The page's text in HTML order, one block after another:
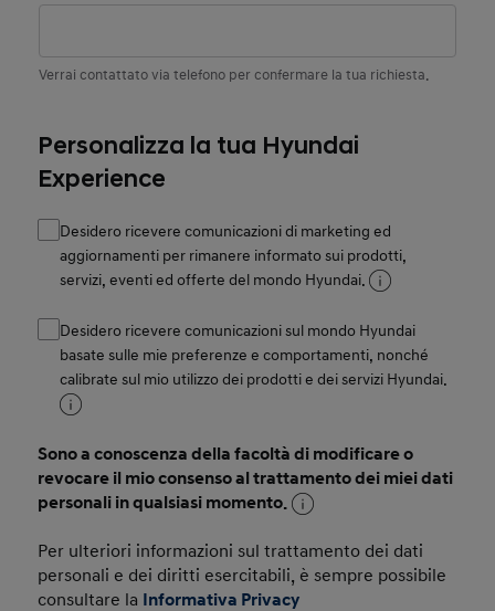
Verrai contattato via telefono per confermare la tua richiesta.
Personalizza la tua Hyundai
Experience
Desidero ricevere comunicazioni di marketing ed
aggiornamenti per rimanere informato sui prodotti,
servizi, eventi ed offerte del mondo Hyundai.
Desidero ricevere comunicazioni sul mondo Hyundai
basate sulle mie preferenze e comportamenti, nonché
calibrate sul mio utilizzo dei prodotti e dei servizi Hyundai.
Sono a conoscenza della facoltà di modificare o
revocare il mio consenso al trattamento dei miei dati
personali in qualsiasi momento.
Per ulteriori informazioni sul trattamento dei dati
personali e dei diritti esercitabili, è sempre possibile
consultare la Informativa Privacy